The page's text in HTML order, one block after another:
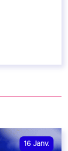
16 Janv.